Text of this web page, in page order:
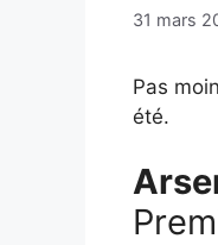
31 mars
Pas
été.